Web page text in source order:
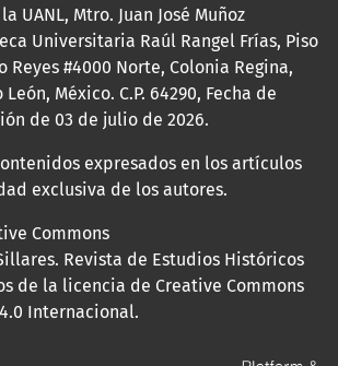
UANL, Mtro. Juan José Muñoz
Universitaria Raúl Rangel Frías, Piso
Reyes #4000 Norte, Colonia Regina,
México. C.P. 64290, Fecha de
de 03 de julio de 2026.
expresados en los artículos
exclusiva de los autores.
Commons
Revista de Estudios Históricos
de la licencia de Creative Commons
Internacional.